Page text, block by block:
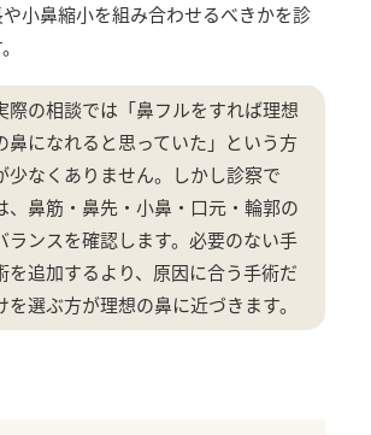
小鼻縮小を組み合わせるべきかを診
際の相談では「鼻フルをすれば理想
鼻になれると思っていた」という方
少なくありません。しかし診察で
、鼻筋・鼻先・小鼻・口元・輪郭の
ランスを確認します。必要のない手
を追加するより、原因に合う手術だ
を選ぶ方が理想の鼻に近づきます。